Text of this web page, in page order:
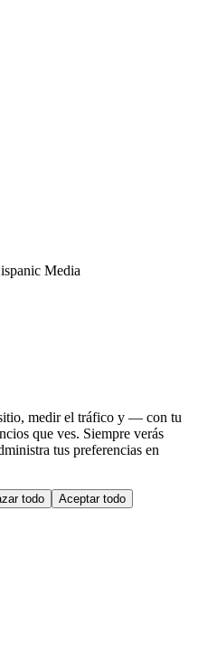
Media
medir el tráfico y — con tu
que ves. Siempre verás
tus preferencias en
todo Aceptar todo